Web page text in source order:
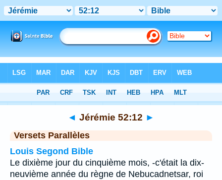
Chapitre 52 > Verset 12
◄ Jérémie 52:12 ►
Versets Parallèles
Louis Segond Bible
Le dixième jour du cinquième mois, -c'était la dix-
neuvième année du règne de Nebucadnetsar, roi